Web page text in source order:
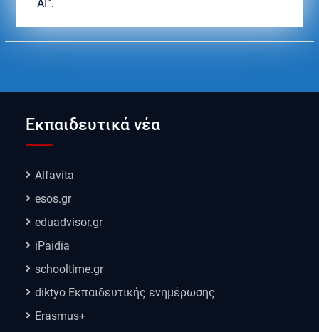
AI”.
Εκπαιδευτικά νέα
Alfavita
esos.gr
eduadvisor.gr
iPaidia
schooltime.gr
diktyo Εκπαιδευτικής ενημέρωσης
Erasmus+